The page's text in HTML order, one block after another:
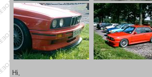
Hi,